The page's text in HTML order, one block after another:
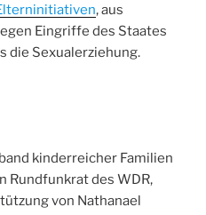
, aus
Eingriffe des Staates
die Sexualerziehung.
kinderreicher Familien
Rundfunkrat des WDR,
von Nathanael